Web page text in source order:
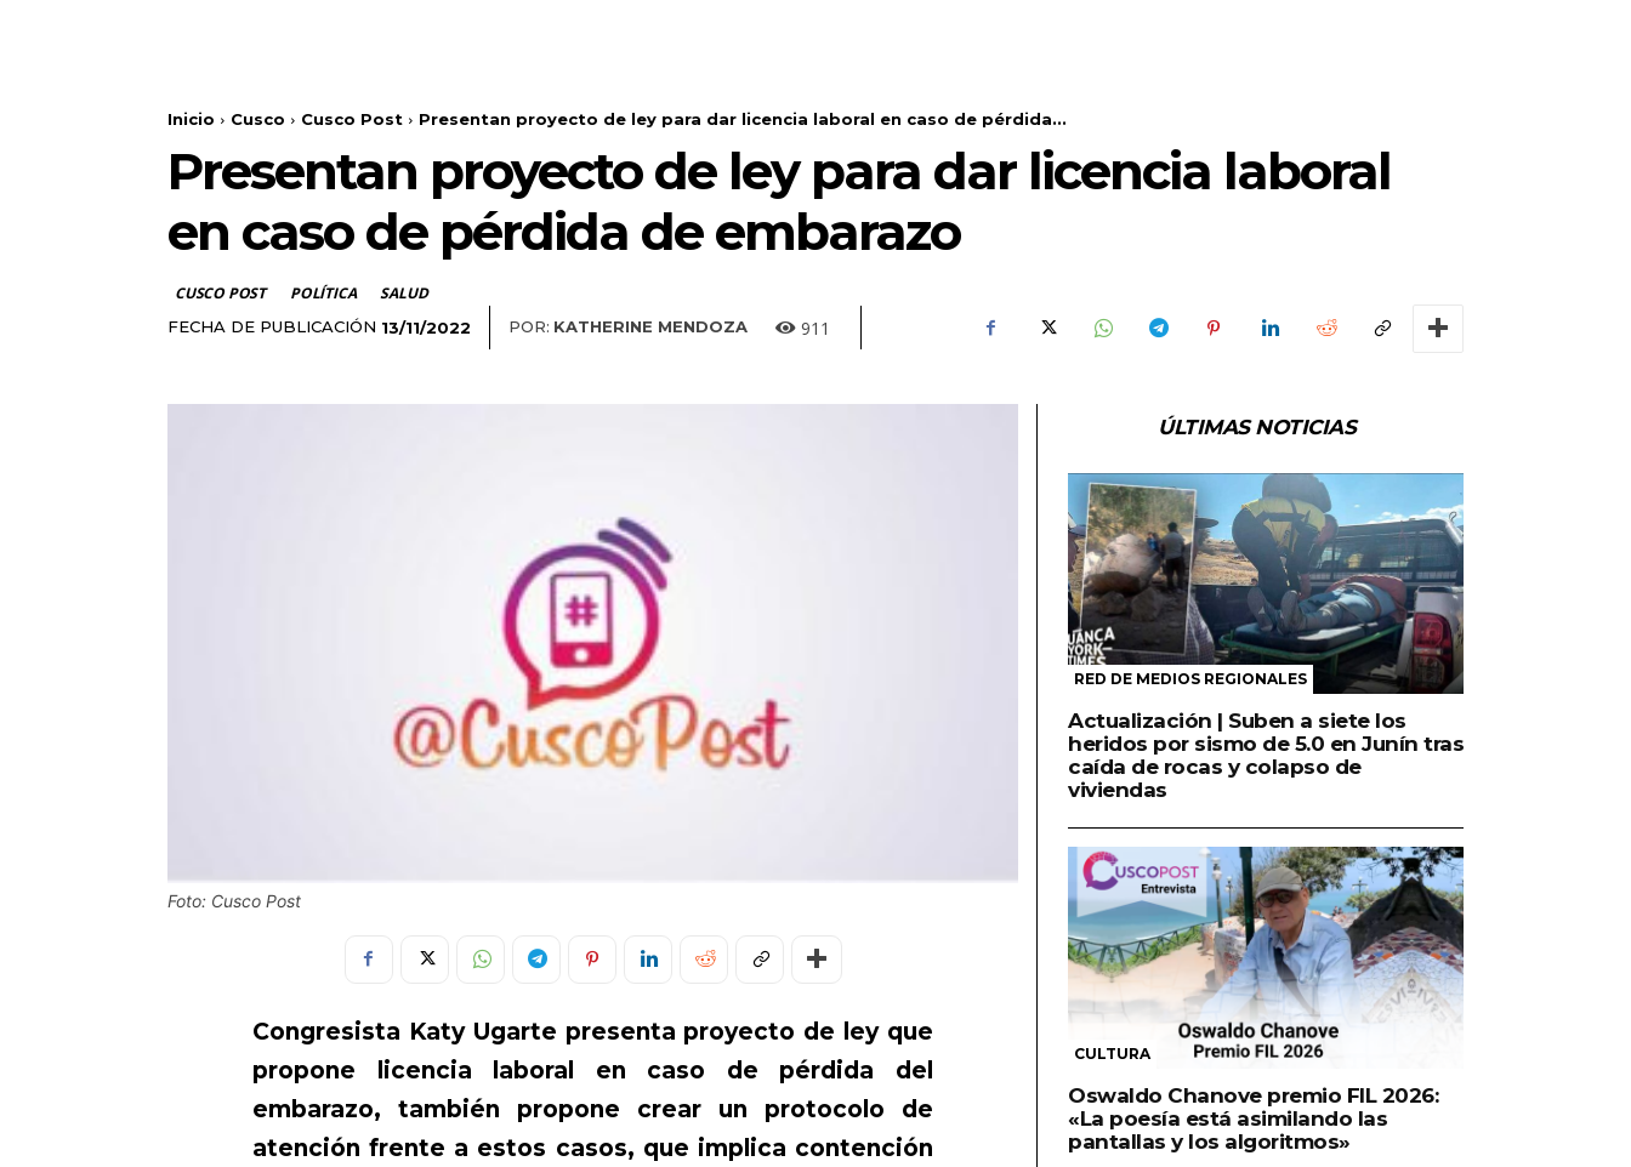
Inicio Cusco Cusco Post Presentan proyecto de ley para dar licencia laboral en caso de pérdida...
Presentan proyecto de ley para dar licencia laboral
en caso de pérdida de embarazo
CUSCO POST POLÍTICA SALUD
FECHA DE PUBLICACIÓN 13/11/2022 POR: KATHERINE MENDOZA 911
Foto: Cusco Post
Congresista Katy Ugarte presenta proyecto de ley que
propone licencia laboral en caso de pérdida del
embarazo, también propone crear un protocolo de
atención frente a estos casos, que implica contención
ÚLTIMAS NOTICIAS
RED DE MEDIOS REGIONALES
Actualización | Suben a siete los
heridos por sismo de 5.0 en Junín tras
caída de rocas y colapso de
viviendas
CULTURA
Oswaldo Chanove premio FIL 2026:
«La poesía está asimilando las
pantallas y los algoritmos»